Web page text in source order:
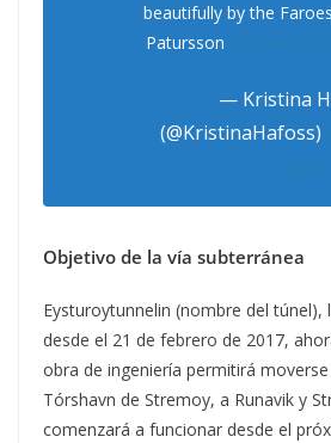
beautifully by the
Patursson
— Kristina
(@KristinaHafoss)
Objetivo de la vía subterránea
Eysturoytunnelin (nombre del túnel),
desde el 21 de febrero de 2017,
obra de ingeniería permitirá
Tórshavn de Stremoy, a Runavik y
comenzará a funcionar desde el